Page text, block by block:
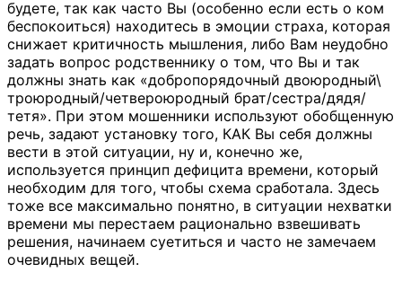
будете, так как часто Вы (особенно если есть о ком
беспокоиться) находитесь в эмоции страха, которая
снижает критичность мышления, либо Вам неудобно
задать вопрос родственнику о том, что Вы и так
должны знать как «добропорядочный двоюродный\
троюродный/четвероюродный брат/сестра/дядя/
тетя». При этом мошенники используют обобщенную
речь, задают установку того, КАК Вы себя должны
вести в этой ситуации, ну и, конечно же,
используется принцип дефицита времени, который
необходим для того, чтобы схема сработала. Здесь
тоже все максимально понятно, в ситуации нехватки
времени мы перестаем рационально взвешивать
решения, начинаем суетиться и часто не замечаем
очевидных вещей.